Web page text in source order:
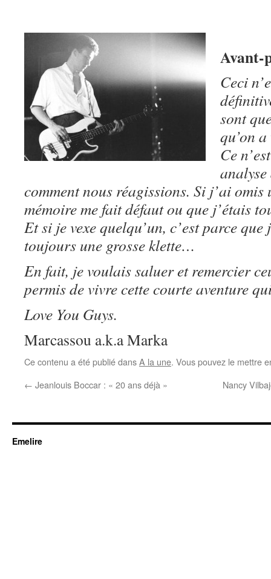
Avant-
Ceci
sont
qu’on
Ce
comment nous réagissions. Si j’ai omis
mémoire me fait défaut ou que j’étais
Et si je vexe quelqu’un, c’est parce
toujours une grosse klette…
En fait, je voulais saluer et remercier
permis de vivre cette courte aventure
Love You Guys.
Marcassou a.k.a Marka
Ce contenu a été publié dansA la une. Vous pouvez le mettre
← Jeanlouis Boccar : « 20 ans déjà » Nancy
Emelire